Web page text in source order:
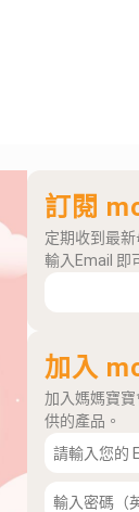
訂閱
定期收到最
輸入Email 即
加入
加入媽媽寶
供的產品。